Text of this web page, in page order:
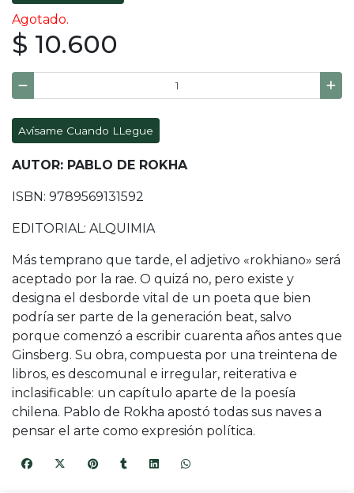
Agotado.
$ 10.600
Avísame Cuando LLegue
AUTOR: PABLO DE ROKHA
ISBN: 9789569131592
EDITORIAL: ALQUIMIA
Más temprano que tarde, el adjetivo «rokhiano» será
aceptado por la rae. O quizá no, pero existe y
designa el desborde vital de un poeta que bien
podría ser parte de la generación beat, salvo
porque comenzó a escribir cuarenta años antes que
Ginsberg. Su obra, compuesta por una treintena de
libros, es descomunal e irregular, reiterativa e
inclasificable: un capítulo aparte de la poesía
chilena. Pablo de Rokha apostó todas sus naves a
pensar el arte como expresión política.